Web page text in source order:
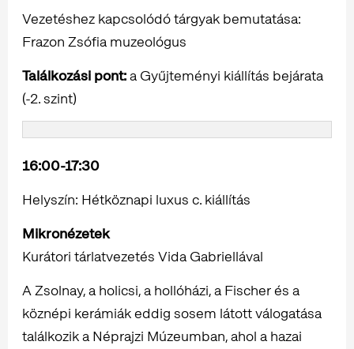
Vezetéshez kapcsolódó tárgyak bemutatása:
Frazon Zsófia muzeológus
Találkozási pont:a Gyűjteményi kiállítás bejárata
(-2. szint)
16:00-17:30
Helyszín: Hétköznapi luxus c. kiállítás
Mikronézetek
Kurátori tárlatvezetés Vida Gabriellával
A Zsolnay, a holicsi, a hollóházi, a Fischer és a
köznépi kerámiák eddig sosem látott válogatása
találkozik a Néprajzi Múzeumban, ahol a hazai